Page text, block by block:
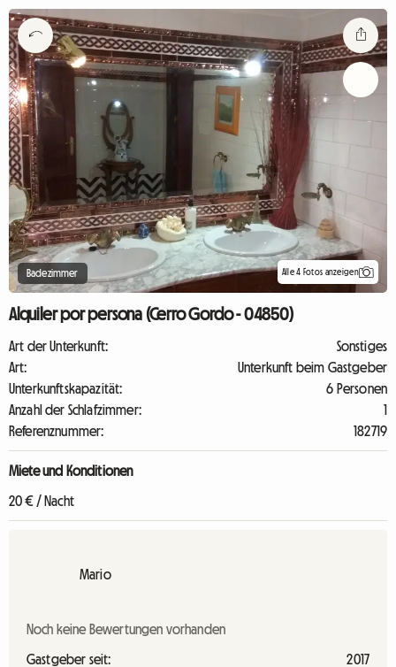
Badezimmer Alle 4 Fotos anzeigen
Alquiler por persona (Cerro Gordo - 04850)
Art der Unterkunft:
Sonstiges
Art:
Unterkunft beim Gastgeber
Unterkunftskapazität:
6 Personen
Anzahl der Schlafzimmer:
1
Referenznummer:
182719
Miete und Konditionen
20 € / Nacht
Mario
Noch keine Bewertungen vorhanden
Gastgeber seit: 2017